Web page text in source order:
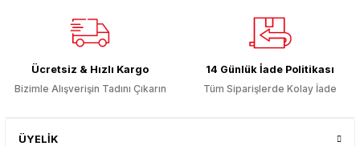
Ücretsiz & Hızlı Kargo
Bizimle Alışverişin Tadını Çıkarın
14 Günlük İade Politikası
Tüm Siparişlerde Kolay İade
ÜYELİK